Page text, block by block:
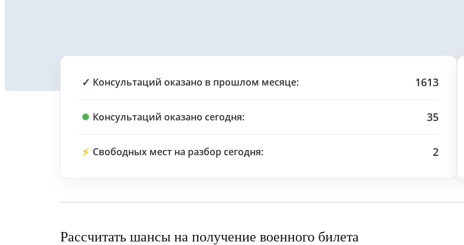
✓ Консультаций оказано в прошлом месяце: 1613
Консультаций оказано сегодня: 35
⚡ Свободных мест на разбор сегодня: 2
Рассчитать шансы на получение военного билета